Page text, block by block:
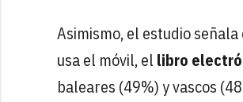
Asimismo, el estudio señala
usa el móvil, el libro
baleares (49%) y vascos